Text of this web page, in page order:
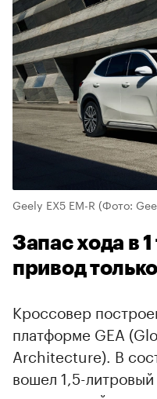
Geely EX5 EM-R (Фото:
Запас хода в
привод
Кроссовер
платформе GEA
Architecture). В
вошел 1,5-